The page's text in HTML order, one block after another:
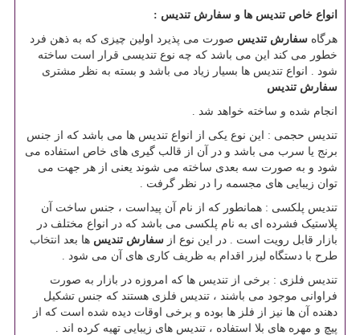
انواع خاص تندیس ها و سفارش تندیس :
هرگاه سفارش تندیس صورت می پذیرد اولین چیزی که به ذهن فرد
خطور می کند این می باشد که چه نوع تندیسی قرار است ساخته
شود . انواع تندیس ها بسیار زیاد می باشد و بسته به نظر مشتری
سفارش تندیس
انجام شده و ساخته خواهد شد .
تندیس حجمی : این نوع یکی از انواع تندیس ها می باشد که از جنس
برنج یا سرب می باشد و در آن از قالب گیری های خاص استفاده می
شود و به صورت سه بعدی ساخته می شوند یعنی از هر جهت می
توان زیبایی های مجسمه را در نظر گرفت .
تندیس پلکسی : همانطور که از نام آن پیداست ، جنس ساخت آن
پلاستیک فشرده ای به نام پلکسی می باشد که در انواع مختلف در
بازار قابل رویت است . در این نوع از سفارش تندیس ها بعد انتخاب
طرح با دستگاه لیزر اقدام به ظریف کاری های آن می شود .
تندیس فلزی : برخی از تندیس ها که امروزه در بازار به صورت
فراوانی موجود می باشند ، تندیس فلزی هستند که جنس تشکیل
دهنده آن ها نیز از فلز ها بوده و برخی اوقات دیده شده است که از
پیچ و مهره های بلا استفاده ، تندیس های زیبایی تهیه کرده اند .